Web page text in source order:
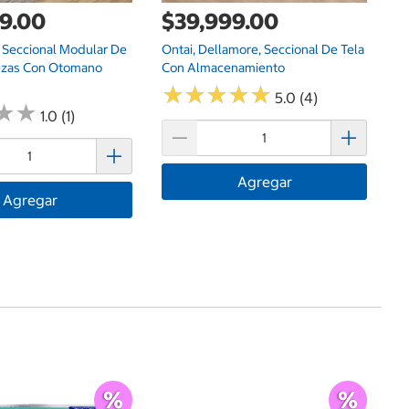
Modular De
Con Otomano
★
★ 1.0 (1)
Agregar
$39,999.00
Ontai, Dellamore, Seccional De Tela
Con Almacenamiento
★★★★★
★★★★★ 5.0 (4)
Agregar